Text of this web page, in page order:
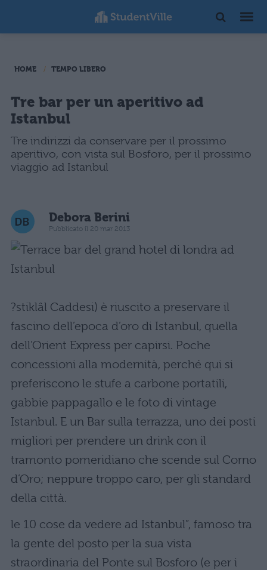
HOME TEMPO LIBERO
Tre bar per un aperitivo ad
Istanbul
Tre indirizzi da conservare per il prossimo
aperitivo, con vista sul Bosforo, per il prossimo
viaggio ad Istanbul
Debora Berini
Pubblicato il 20 mar 2013
?stiklâl Caddesi) è riuscito a preservare il
fascino dell’epoca d’oro di Istanbul, quella
dell’Orient Express per capirsi. Poche
concessioni alla modernità, perché qui si
preferiscono le stufe a carbone portatili,
gabbie pappagallo e le foto di vintage
Istanbul. E un Bar sulla terrazza, uno dei posti
migliori per prendere un drink con il
tramonto pomeridiano che scende sul Corno
d’Oro; neppure troppo caro, per gli standard
della città.
le 10 cose da vedere ad Istanbul”, famoso tra
la gente del posto per la sua vista
straordinaria del Ponte sul Bosforo (e per i